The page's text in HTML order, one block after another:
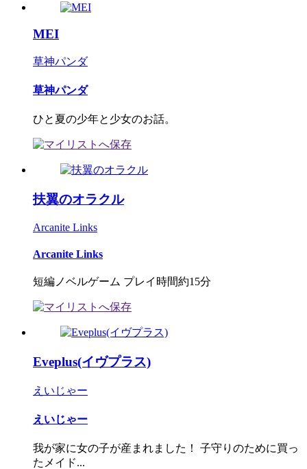
MEI
草神パンダ
草神パンダ
ひと夏の少年と少女のお話。
扶翼のオラクル
Arcanite Links
Arcanite Links
短編ノベルゲーム プレイ時間約15分
Eveplus(イヴプラス)
えいじゃー
えいじゃー
我が家に女の子が産まれました！ 子守りのために買っ
たメイド...